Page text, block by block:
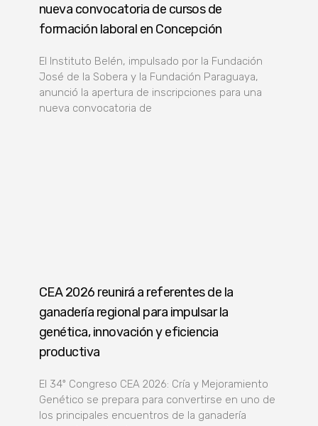
nueva convocatoria de cursos de
formación laboral en Concepción
El Instituto Belén, impulsado por la Fundación
José de la Sobera y la Fundación Paraguaya,
anunció la apertura de inscripciones para una
nueva convocatoria de
CEA 2026 reunirá a referentes de la
ganadería regional para impulsar la
genética, innovación y eficiencia
productiva
El 34º Congreso CEA 2026: Cría y Mejoramiento
Genético se prepara para convertirse en uno de
los principales encuentros de la ganadería